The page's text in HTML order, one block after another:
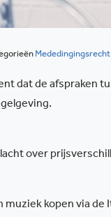
Mededingingsrecht
dat de afspraken
over
muziek kopen via